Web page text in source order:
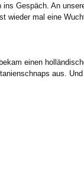
Gespäch. An
wieder mal eine
einen
aus.